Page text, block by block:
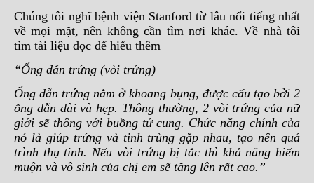
Chúng tôi nghĩ bệnh viện Stanford từ lâu nổi tiếng nhất
về mọi mặt, nên không cần tìm nơi khác. Về nhà tôi
tìm tài liệu đọc để hiểu thêm
“Ống dẫn trứng (vòi trứng)
Ống dẫn trứng nằm ở khoang bụng, được cấu tạo bởi 2
ống dẫn dài và hẹp. Thông thường, 2 vòi trứng của nữ
giới sẽ thông với buồng tử cung. Chức năng chính của
nó là giúp trứng và tinh trùng gặp nhau, tạo nên quá
trình thụ tinh. Nếu vòi trứng bị tắc thì khả năng hiếm
muộn và vô sinh của chị em sẽ tăng lên rất cao.”